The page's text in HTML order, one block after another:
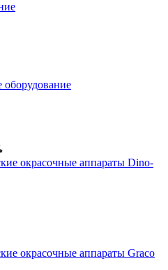
оборудование
окрасочные аппараты Dino-
окрасочные аппараты Graco